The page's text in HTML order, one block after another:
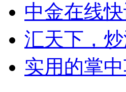
中金在线
汇天下，
实用的掌